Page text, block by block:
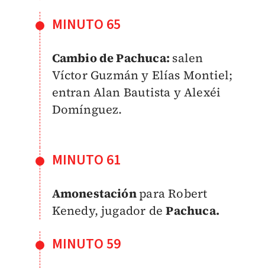
MINUTO 65
Cambio de Pachuca: salen
Víctor Guzmán y Elías Montiel;
entran Alan Bautista y Alexéi
Domínguez.
MINUTO 61
Amonestaciónpara Robert
Kenedy, jugador dePachuca.
MINUTO 59